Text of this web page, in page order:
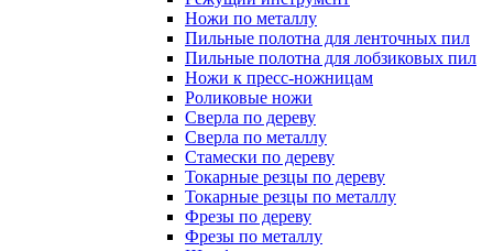
Ножи по металлу
Пильные полотна для ленточных пил
Пильные полотна для лобзиковых пил
Ножи к пресс-ножницам
Роликовые ножи
Сверла по дереву
Сверла по металлу
Стамески по дереву
Токарные резцы по дереву
Токарные резцы по металлу
Фрезы по дереву
Фрезы по металлу